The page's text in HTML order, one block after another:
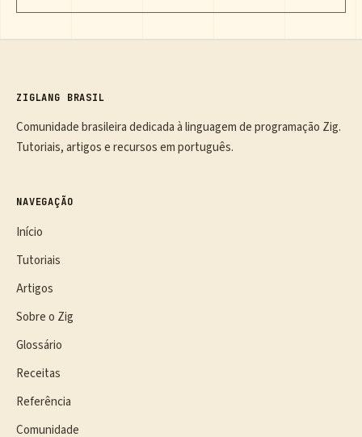
ZIGLANG BRASIL
Comunidade brasileira dedicada à linguagem de programação Zig.
Tutoriais, artigos e recursos em português.
NAVEGAÇÃO
Início
Tutoriais
Artigos
Sobre o Zig
Glossário
Receitas
Referência
Comunidade